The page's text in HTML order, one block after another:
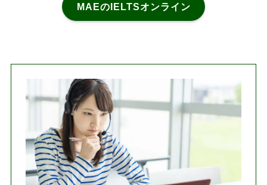
MAEのIELTSオンライン